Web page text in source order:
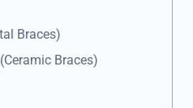
Braces)
Braces)